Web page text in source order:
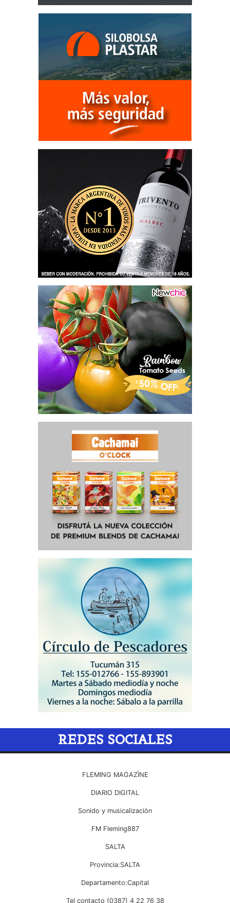
REDES SOCIALES
FLEMING MAGAZÌNE
DIARIO DIGITAL
Sonido y musicalizaciòn
FM Fleming887
SALTA
Provincia:SALTA
Departamento:Capital
Tel contacto (0387) 4 22 76 38